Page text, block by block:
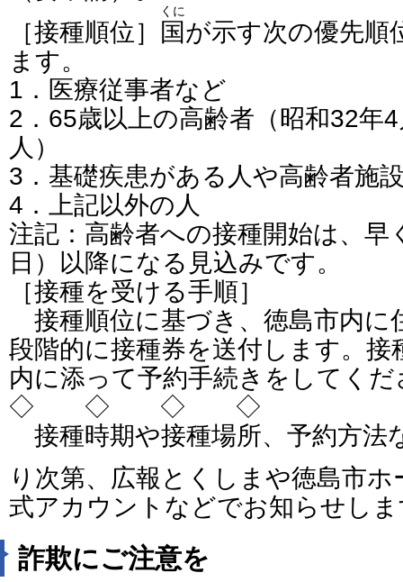
［接種順位］
国
くに
が示す次の優先順
ます。
1．医療従事者など
2．65歳以上の高齢者（昭和32年
人）
3．基礎疾患がある人や高齢者施
4．上記以外の人
注記：高齢者への接種開始は、早
日）以降になる見込みです。
［接種を受ける手順］
接種順位に基づき、徳島市内に
段階的に接種券を送付します。
内に添って予約手続きをしてくだ
◇ ◇ ◇ ◇
接種時期や接種場所、予約方法
り次第、広報とくしまや徳島市
式アカウントなどでお知らせし
詐欺にご注意を